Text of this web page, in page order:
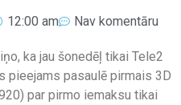
12:00 am Nav komentāru
ka jau šonedēļ tikai Tele2
pasaulē pirmais 3D
par pirmo iemaksu tikai